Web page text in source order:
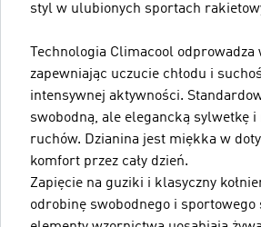
styl w ulubionych sportach
Technologia Climacool odprowadza
zapewniając uczucie chłodu i
intensywnej aktywności.
swobodną, ale elegancką sylwetkę
ruchów. Dzianina jest miękka w
komfort przez cały dzień.
Zapięcie na guziki i klasyczny
odrobinę swobodnego i sportowego